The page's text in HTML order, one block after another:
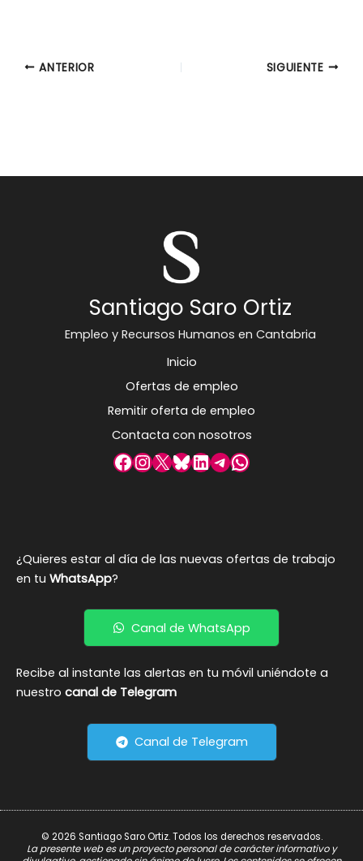
ANTERIOR SIGUIENTE
Santiago Saro Ortiz
Empleo y Recursos Humanos en Cantabria
Inicio
Ofertas de empleo
Remitir oferta de empleo
Contacta con nosotros
Facebook
Instagram
X Bluesky
LinkedIn
Telegram
WhatsApp
¿Quieres estar al día de las nuevas ofertas de trabajo
en tu WhatsApp?
Canal de WhatsApp
Recibe al instante las alertas en tu móvil uniéndote a
nuestro canal de Telegram
Canal de Telegram
© 2026 Santiago Saro Ortiz. Todos los derechos reservados.
La presente web es un proyecto personal de carácter informativo y